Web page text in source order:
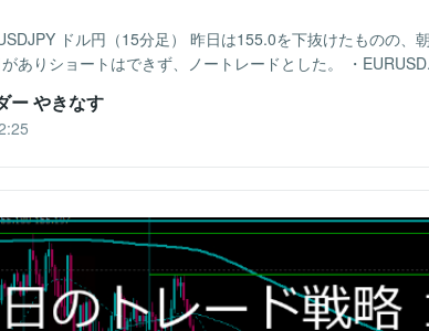
ドル円（15分足） 昨日は155.0を下抜けたものの、
ありショートはできず、ノートレードとした。 ・
ー やきなす